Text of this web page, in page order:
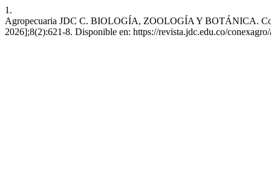
1.
Agropecuaria JDC C. BIOLOGÍA, ZOOLOGÍA Y BOTÁNICA.
2026];8(2):621-8. Disponible en: https://revista.jdc.edu.co/